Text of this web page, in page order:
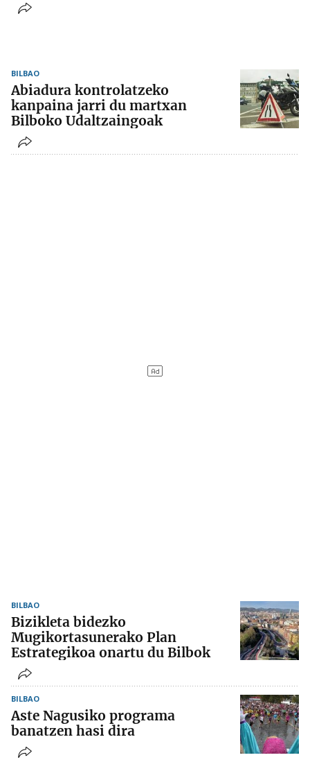
BILBAO
Abiadura kontrolatzeko
kanpaina jarri du martxan
Bilboko Udaltzaingoak
BILBAO
Bizikleta bidezko
Mugikortasunerako Plan
Estrategikoa onartu du Bilbok
BILBAO
Aste Nagusiko programa
banatzen hasi dira